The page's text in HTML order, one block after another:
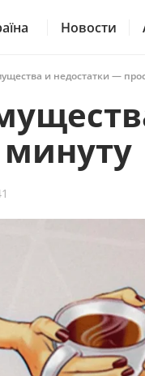
Новости
и недостатки —
минуту